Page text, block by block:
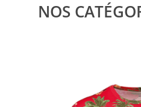
NOS